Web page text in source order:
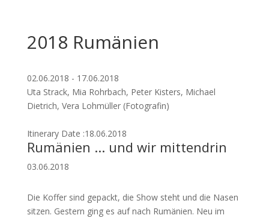
2018 Rumänien
02.06.2018 - 17.06.2018
Uta Strack, Mia Rohrbach, Peter Kisters, Michael
Dietrich, Vera Lohmüller (Fotografin)
Itinerary Date :18.06.2018
Rumänien ... und wir mittendrin
03.06.2018
Die Koffer sind gepackt, die Show steht und die Nasen
sitzen. Gestern ging es auf nach Rumänien. Neu im